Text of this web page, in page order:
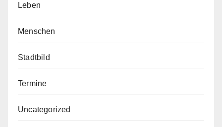
Leben
Menschen
Stadtbild
Termine
Uncategorized